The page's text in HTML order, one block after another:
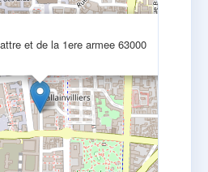
et de la 1ere armee 63000